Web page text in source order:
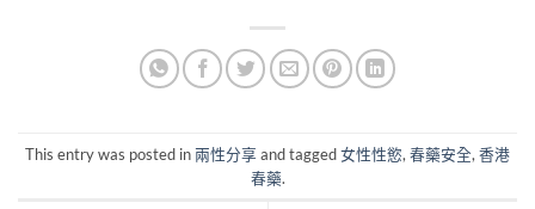
This entry was posted in兩性分享 and tagged女性性慾, 春藥安全, 香港
春藥.